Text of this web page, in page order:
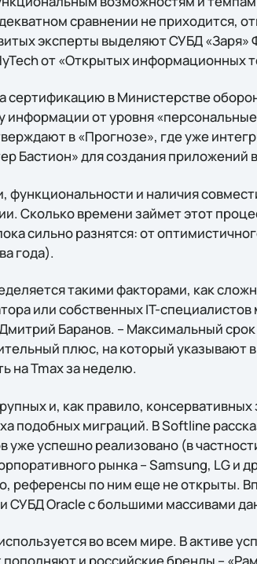
сравнении не приходится,
эксперты выделяют СУБД
от «Открытых информационных
сертификацию в Министерстве
информации от уровня
в «Прогнозе», где уже
Бастион» для создания приложений
и наличия
Сколько времени займет этот
сильно разнятся: от
года).
такими факторами, как
или собственных IT-
Баранов. – Максимальный
плюс, на который указывают
на Tmax за неделю.
и, как правило, консервативных
подобных миграций. В Softline
успешно реализовано (в
рынка – Samsung, LG и
референсы по ним еще не открыты.
СУБД Oracle с большими массивами
во всем мире. В активе